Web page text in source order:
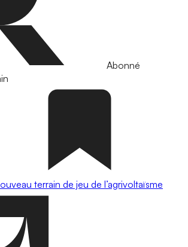
Abonné
terrain de jeu de l’agrivoltaïsme